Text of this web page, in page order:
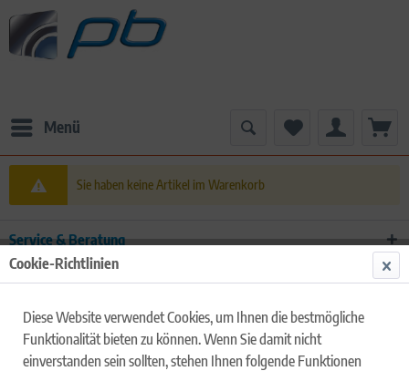
Menü
Sie haben keine Artikel im Warenkorb
Service & Beratung
Impressum & Rechtliches
Interessante Links
Service & Socialmedia
Cookie-Richtlinien
Diese Website verwendet Cookies, um Ihnen die bestmögliche
Funktionalität bieten zu können. Wenn Sie damit nicht
einverstanden sein sollten, stehen Ihnen folgende Funktionen